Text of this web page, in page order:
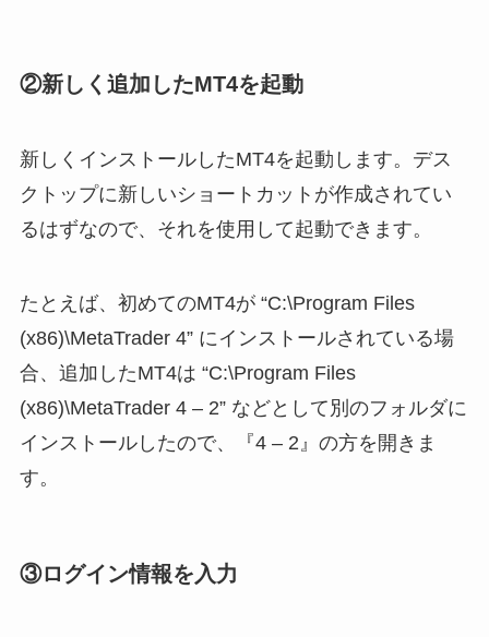
②新しく追加したMT4を起動
新しくインストールしたMT4を起動します。デス
クトップに新しいショートカットが作成されてい
るはずなので、それを使用して起動できます。
たとえば、初めてのMT4が “C:\Program Files
(x86)\MetaTrader 4” にインストールされている場
合、追加したMT4は “C:\Program Files
(x86)\MetaTrader 4 – 2” などとして別のフォルダに
インストールしたので、『4 – 2』の方を開きま
す。
③ログイン情報を入力